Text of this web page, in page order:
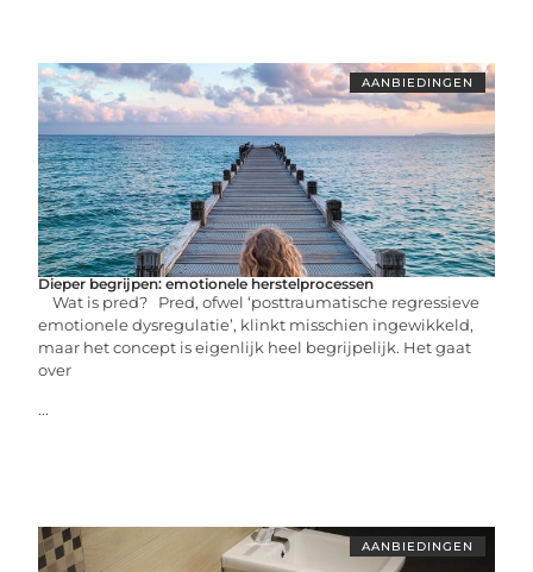
AANBIEDINGEN
Dieper begrijpen: emotionele herstelprocessen
Wat is pred? Pred, ofwel ‘posttraumatische regressieve
emotionele dysregulatie’, klinkt misschien ingewikkeld,
maar het concept is eigenlijk heel begrijpelijk. Het gaat
over
...
AANBIEDINGEN